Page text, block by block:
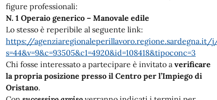
figure professionali:
N. 1 Operaio generico – Manovale edile
Lo stesso è reperibile al seguente link:
https://agenziaregionaleperillavoro.regione.sardegna.it/
s=44&v=9&c=93505&c1=4920&id=108418&tipoconc=3
Chi fosse interessato a partecipare è invitato a verificare
la propria posizione presso il Centro per l’Impiego di
Oristano.